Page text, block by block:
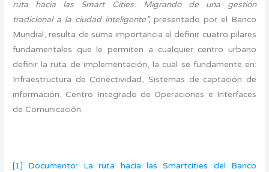
ruta hacia las Smart Cities: Migrando de una gestión
tradicional a la ciudad inteligente”,presentado por el Banco
Mundial, resulta de suma importancia al definir cuatro pilares
fundamentales que le permiten a cualquier centro urbano
definir la ruta de implementación, la cual se fundamente en:
Infraestructura de Conectividad, Sistemas de captación de
información, Centro Integrado de Operaciones e Interfaces
de Comunicación.
[1]
Documento: La ruta hacia las Smartcities del Banco